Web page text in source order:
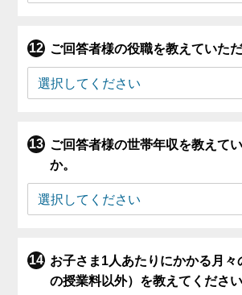
ご回答者様の役職を教えていただ
ご回答者様の世帯年収を教えて
か。
お子さま1人あたりにかかる月々
の授業料以外）を教えてください